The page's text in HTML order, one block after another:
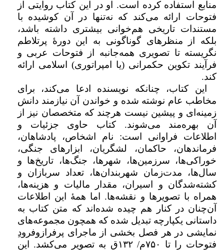
منابع استفاده کرده است. او در این کتاب روایتی از
فتوحات ارائه می‌کند که نه‌تنها در آن کوشیده با
مستندات تاریخی هم‌خوانی بیشتری داشته باشد،
بلکه از منظرهای گوناگونی به این دورهٔ پرتلاطم
نگریسته تا تصویری همه‌جانبه از فتوحات عربی و
فرآیند تکوین حکمرانی (یا امپراتوری) اسلامی ارائه
کند.
این کتاب، چنانکه نویسنده ادعا می‌کند، ‌برای
مخاطب عام نوشته شده و خواندن آن نیازمند دانش‌
زمینه‌ای و پیشین نیست هرچند که متخصصان نیز از
آن بهره‌مند می‌شوند. کتاب حاوی جزئیات و
اطلاعات فراوانی است: نام اشخاص، پادشاهان،
فرماندهان، حاکمان، لشگریان، ابزارهای جنگی،
خوراکی‌ها، سرزمین‌ها، شهرها، جنگ‌ها، تاریخ‌ها و
سال‌ها، مدت‌زمان شهربندان‌ها، تعداد سربازان و
کشته‌شدگان و اسیران، مقدار مالیات‌ و هزینه‌ها،
همراه با تصویرها و نقشه‌ها. اما همهٔ این اطلاعات
آن‌چنان در کنار هم چیده شده‌اند که متن کتاب به
داستانی یکپارچه تبدیل شده که همچون مجموعه‌های
نمایشی در هر فصل بخشی از ماجرای پرفرازوفرودِ
فتوحات را تا
۷۵۰م/ ۱۳۲ق به تصویر می‌کشد. این